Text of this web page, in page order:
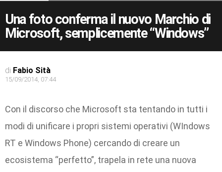
Una foto conferma il nuovo Marchio di
Microsoft, semplicemente “Windows”
di Fabio Sità
15/09/2014, 07:44
Con il discorso che Microsoft sta tentando in tutti i
modi di unificare i propri sistemi operativi (WIndows
RT e Windows Phone) cercando di creare un
ecosistema “perfetto”, trapela in rete una nuova